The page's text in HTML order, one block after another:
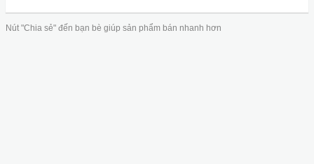
Nút "Chia sẻ" đến bạn bè giúp sản phẩm bán nhanh hơn